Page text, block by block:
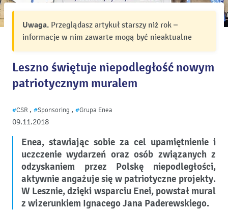
Uwaga. Przeglądasz artykuł starszy niż rok –
informacje w nim zawarte mogą być nieaktualne
Leszno świętuje niepodległość nowym
patriotycznym muralem
09.11.2018
#CSR , #Sponsoring , #Grupa Enea
Enea, stawiając sobie za cel upamiętnienie i
uczczenie wydarzeń oraz osób związanych z
odzyskaniem przez Polskę niepodległości,
aktywnie angażuje się w patriotyczne projekty.
W Lesznie, dzięki wsparciu Enei, powstał mural
z wizerunkiem Ignacego Jana Paderewskiego.